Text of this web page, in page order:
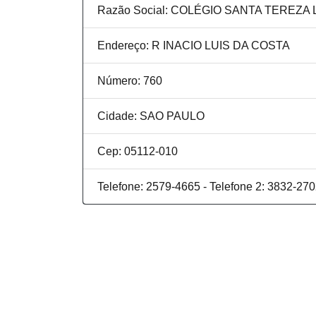
Razão Social: COLÉGIO SANTA TEREZA
Endereço: R INACIO LUIS DA COSTA
Número: 760
Cidade: SAO PAULO
Cep: 05112-010
Telefone: 2579-4665 - Telefone 2: 3832-